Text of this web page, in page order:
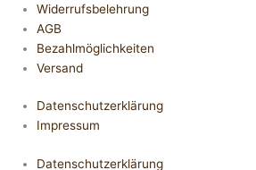
Widerrufsbelehrung
AGB
Bezahlmöglichkeiten
Versand
Datenschutzerklärung
Impressum
Datenschutzerklärung